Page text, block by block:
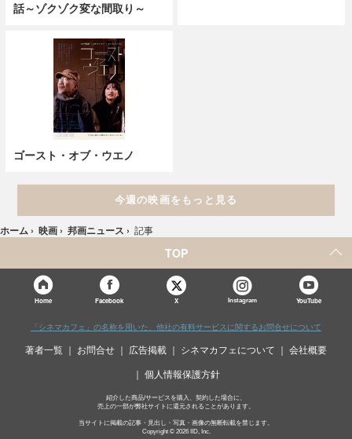
話～ゾクゾク変な間取り～
ゴースト・オブ・ウエノ
今週の映画をもっと見る
ホーム › 映画 › 邦画ニュース › 記事
TOP
Home Facebook X Instagram YouTube
「シネマカフェ」の名称を用いた、他社の有料サービスに関するお問合せについて
著者一覧 お問合せ 広告掲載 シネマカフェについて 会社概要
個人情報保護方針
紹介した商品/サービスを購入、契約した場合に、
売上の一部が弊社サイトに還元されることがあります。
当サイトに掲載の記事・見出し・写真・画像の無断転載を禁じます。
Copyright © 2026 IID, Inc.